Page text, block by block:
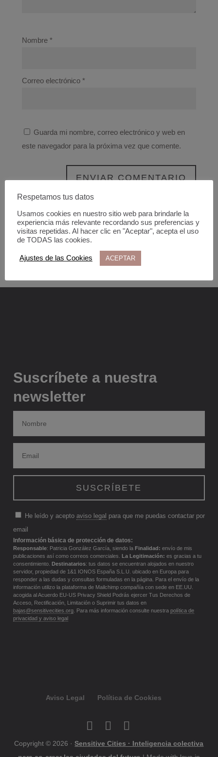
Nombre *
Correo electrónico *
Guarda mi nombre, correo electrónico y web en
este navegador para la próxima vez que comente.
Suscríbete a nuestra
newsletter
He leído y acepto aviso legal para que me puedas contactar por
email
Información básica de protección de datos:
Responsable: Patricia González García, siendo la Finalidad: envío de mis
publicaciones así como correos comerciales. La Legitimación: es gracias a tu
consentimiento. Destinatarios: tus datos se encuentran alojados en nuestro
servidor, propiedad de 1&1 IONOS España S.L.U. ubicado en Europa para
responder a las dudas y consultas formuladas en la página. Para el envío de la
información utilizo la plataforma de Mailchimp compañía con sede en EE.UU.
acogida al Acuerdo EU-US Privacy Shield Podrás ejercer Tus Derechos de
Acceso, Rectificación, Limitación o Suprimir tus datos en
bajas@sensitivecities.org. Para más información consulte nuestra política de
privacidad y aviso legal
Aviso Legal Política de Cookies
Copyright © 2026 ·Sensitive Cities · Inteligencia colectiva
Respetamos tus datos
Usamos cookies en nuestro sitio web para brindarle la
experiencia más relevante recordando sus preferencias y
visitas repetidas. Al hacer clic en "Aceptar", acepta el uso
de TODAS las cookies.
Ajustes de las Cookies ACEPTAR